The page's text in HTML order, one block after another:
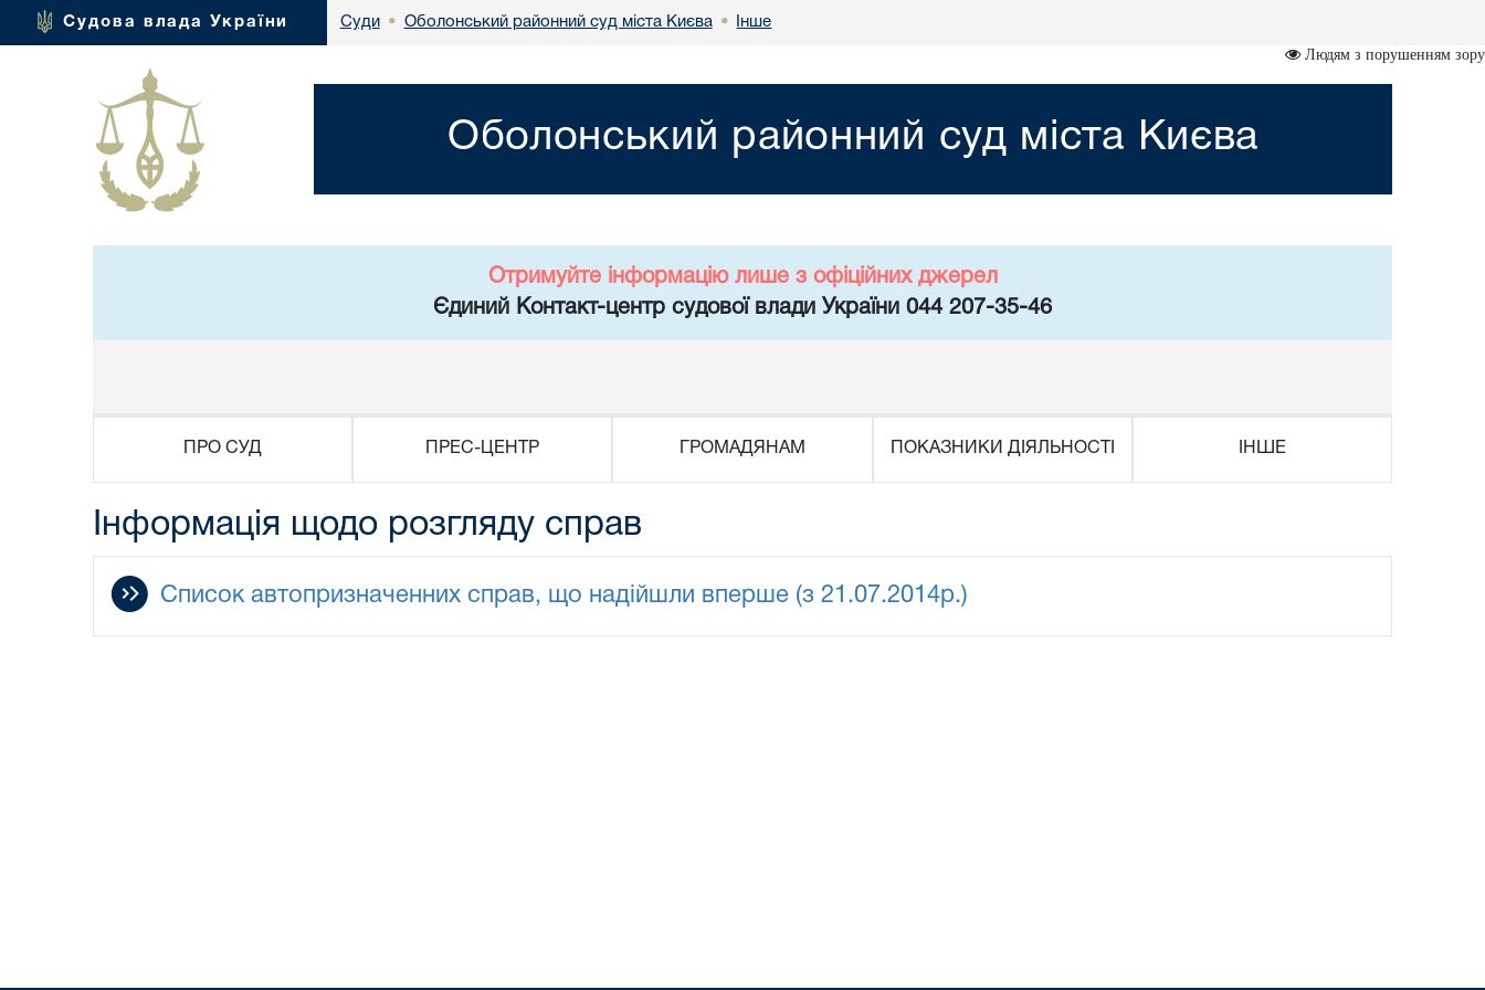
Судова влада України Суди • Оболонський районний суд міста Києва • Інше
Людям з порушенням зору
Оболонський районний суд міста Києва
Отримуйте інформацію лише з офіційних джерел
Єдиний Контакт-центр судової влади України 044 207-35-46
ПРО СУД ПРЕС-ЦЕНТР ГРОМАДЯНАМ ПОКАЗНИКИ ДІЯЛЬНОСТІ ІНШЕ
Інформація щодо розгляду справ
Список автопризначенних справ, що надійшли вперше (з 21.07.2014р.)